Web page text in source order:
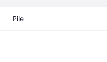
Pile